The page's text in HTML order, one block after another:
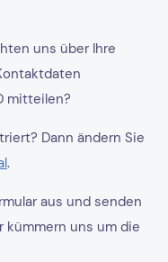
uns über Ihre
mitteilen?
Dann ändern Sie
.
aus und senden
kümmern uns um die